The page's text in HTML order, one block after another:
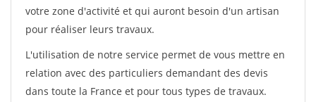
votre zone d'activité et qui auront besoin d'un artisan
pour réaliser leurs travaux.
L'utilisation de notre service permet de vous mettre en
relation avec des particuliers demandant des devis
dans toute la France et pour tous types de travaux.